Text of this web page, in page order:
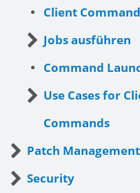
Client
Jobs ausführen
Command
Use Cases for
Commands
Patch Management
Security